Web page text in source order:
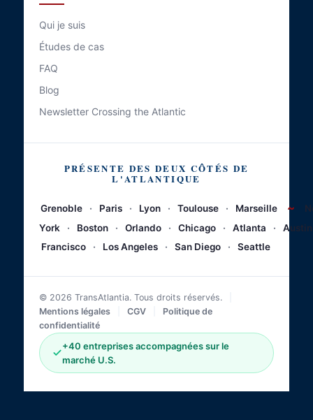
Qui je suis
Études de cas
FAQ
Blog
Newsletter Crossing the Atlantic
PRÉSENTE DES DEUX CÔTÉS DE
L'ATLANTIQUE
Grenoble · Paris · Lyon · Toulouse · Marseille ~
York
· Boston · Orlando · Chicago · Atlanta ·
Austin
Francisco
· Los Angeles · San Diego · Seattle
© 2026 TransAtlantia. Tous droits réservés.
Mentions légales
CGV
Politique de
confidentialité
+40 entreprises accompagnées sur le
marché U.S.